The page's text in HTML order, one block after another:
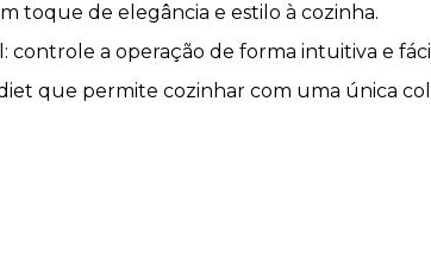
toque de elegância e estilo à cozinha.
controle a operação de forma intuitiva e
que permite cozinhar com uma única
resultados excepcionais em todas as
e sai pelos orifícios traseiros.